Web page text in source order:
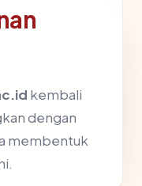
kembali
dengan
membentuk